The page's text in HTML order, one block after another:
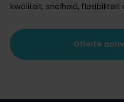
kwaliteit, snelheid,
Offerte